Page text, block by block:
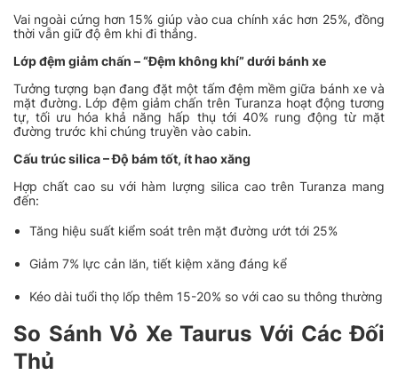
Vai ngoài cứng hơn 15% giúp vào cua chính xác hơn 25%, đồng
thời vẫn giữ độ êm khi đi thẳng.
Lớp đệm giảm chấn – “Đệm không khí” dưới bánh xe
Tưởng tượng bạn đang đặt một tấm đệm mềm giữa bánh xe và
mặt đường. Lớp đệm giảm chấn trên Turanza hoạt động tương
tự, tối ưu hóa khả năng hấp thụ tới 40% rung động từ mặt
đường trước khi chúng truyền vào cabin.
Cấu trúc silica – Độ bám tốt, ít hao xăng
Hợp chất cao su với hàm lượng silica cao trên Turanza mang
đến:
Tăng hiệu suất kiểm soát trên mặt đường ướt tới 25%
Giảm 7% lực cản lăn, tiết kiệm xăng đáng kể
Kéo dài tuổi thọ lốp thêm 15-20% so với cao su thông thường
So Sánh Vỏ Xe Taurus Với Các Đối
Thủ